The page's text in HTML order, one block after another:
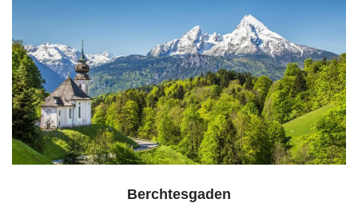
Berchtesgaden